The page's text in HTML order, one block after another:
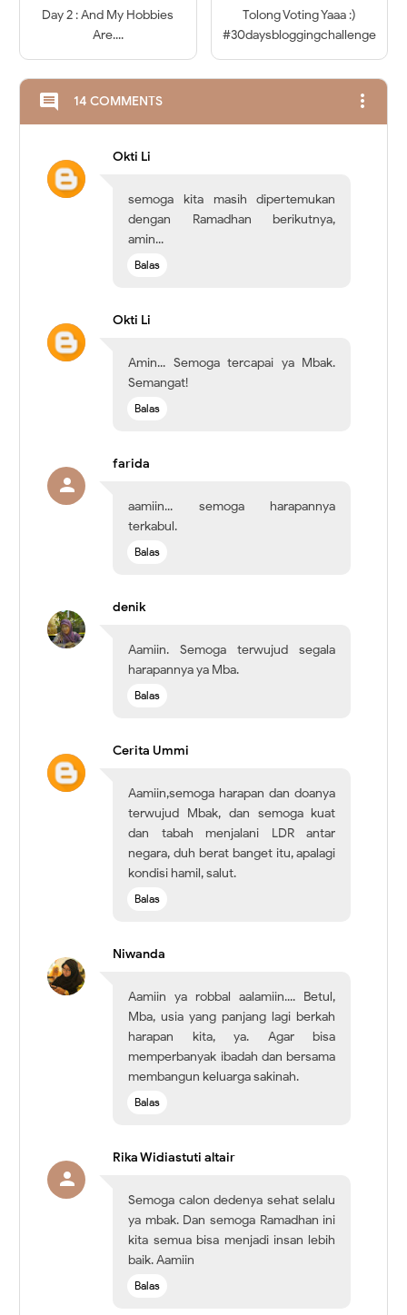
Day 2 : And My Hobbies
Are....
Tolong Voting Yaaa :)
#30daysbloggingchallenge
comment 14 COMMENTS more_vert
Okti Li
semoga kita masih dipertemukan
dengan Ramadhan berikutnya,
amin...
Balas
Okti Li
Amin... Semoga tercapai ya Mbak.
Semangat!
Balas
farida
aamiin... semoga harapannya
terkabul.
Balas
denik
Aamiin. Semoga terwujud segala
harapannya ya Mba.
Balas
Cerita Ummi
Aamiin,semoga harapan dan doanya
terwujud Mbak, dan semoga kuat
dan tabah menjalani LDR antar
negara, duh berat banget itu, apalagi
kondisi hamil, salut.
Balas
Niwanda
Aamiin ya robbal aalamiin.... Betul,
Mba, usia yang panjang lagi berkah
harapan kita, ya. Agar bisa
memperbanyak ibadah dan bersama
membangun keluarga sakinah.
Balas
Rika Widiastuti altair
Semoga calon dedenya sehat selalu
ya mbak. Dan semoga Ramadhan ini
kita semua bisa menjadi insan lebih
baik. Aamiin
Balas